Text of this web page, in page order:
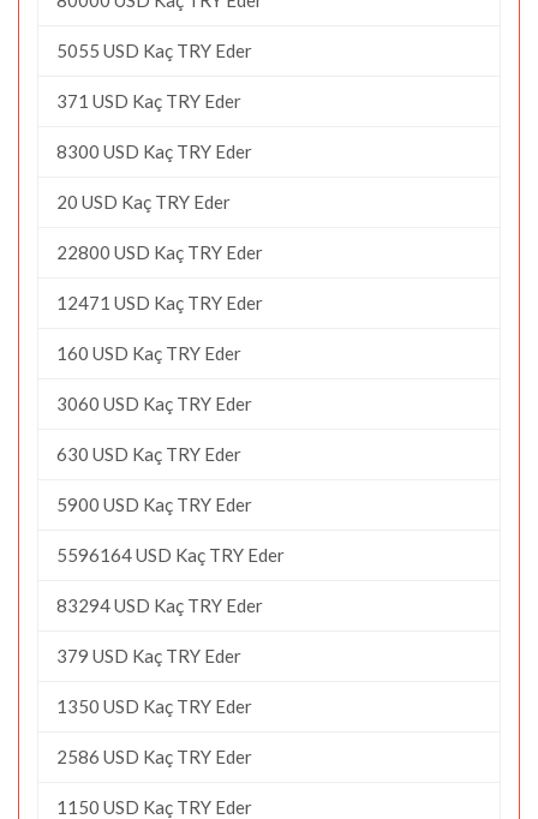
5055 USD Kaç TRY Eder
371 USD Kaç TRY Eder
8300 USD Kaç TRY Eder
20 USD Kaç TRY Eder
22800 USD Kaç TRY Eder
12471 USD Kaç TRY Eder
160 USD Kaç TRY Eder
3060 USD Kaç TRY Eder
630 USD Kaç TRY Eder
5900 USD Kaç TRY Eder
5596164 USD Kaç TRY Eder
83294 USD Kaç TRY Eder
379 USD Kaç TRY Eder
1350 USD Kaç TRY Eder
2586 USD Kaç TRY Eder
1150 USD Kaç TRY Eder